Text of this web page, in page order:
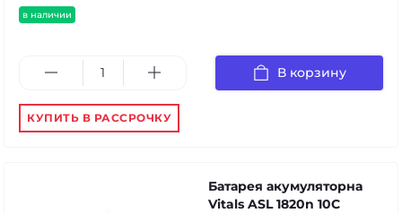
в наличии
В корзину
КУПИТЬ В РАССРОЧКУ
Батарея акумуляторна
Vitals ASL 1820n 10С